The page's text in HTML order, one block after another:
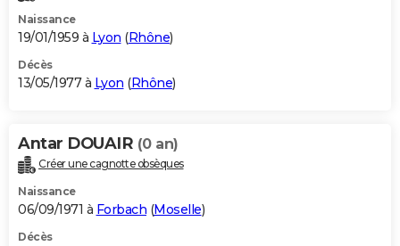
Naissance
19/01/1959 à Lyon (Rhône)
Décès
13/05/1977 à Lyon (Rhône)
Antar DOUAIR (0 an)
Créer une cagnotte obsèques
Naissance
06/09/1971 à Forbach (Moselle)
Décès